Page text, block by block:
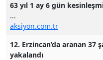
63 yıl 1 ay 6 gün
...
aksiyon.com.tr
12. Erzincan’da aranan 37
yakalandı